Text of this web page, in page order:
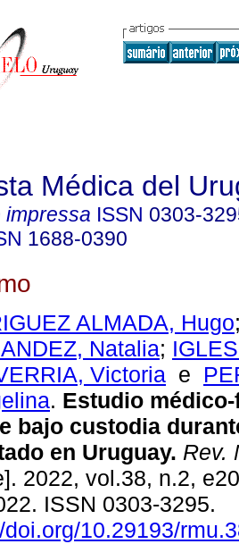
Médica del
impressa ISSN 0303-
1688-0390
ALMADA, Hugo
Natalia;
Victoria e
. Estudio
bajo custodia
en Uruguay. Rev.
2022, vol.38, n.2,
ISSN 0303-3295.
10.29193/